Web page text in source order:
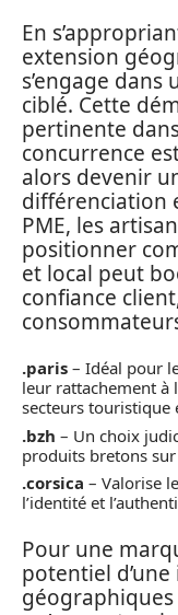
En
extension
s’engage
ciblé. Cette
pertinente
concurrence
alors devenir
différenciation
PME, les
positionner
et local peut
confiance
.paris – Idéal pour
leur rattachement à
secteurs touristique
.bzh – Un choix
produits bretons
.corsica – Valorise
l’identité et
Pour une
potentiel